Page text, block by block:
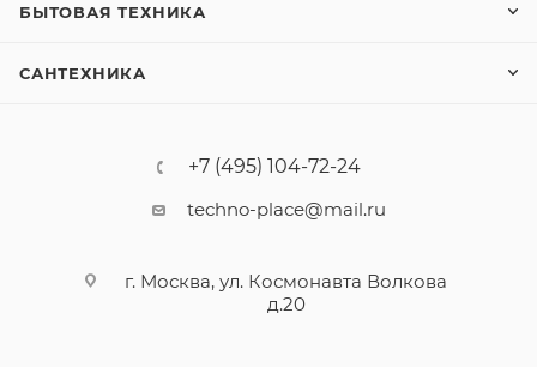
БЫТОВАЯ ТЕХНИКА
САНТЕХНИКА
+7 (495) 104-72-24
techno-place@mail.ru
г. Москва, ул. Космонавта Волкова
д.20